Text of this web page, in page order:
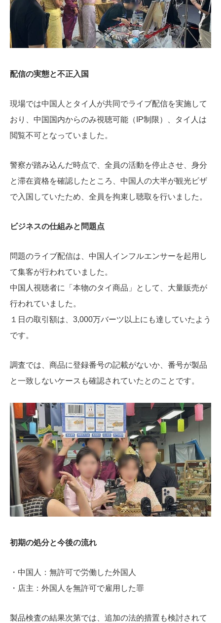
配信の実態と不正入国
現場では中国人とタイ人が共同でライブ配信を実施して
おり、中国国内からのみ視聴可能（IP制限）、タイ人は
閲覧不可となっていました。
警察が踏み込んだ時点で、全員の活動を停止させ、身分
と滞在資格を確認したところ、中国人の大半が観光ビザ
で入国していたため、全員を拘束し聴取を行いました。
ビジネスの仕組みと問題点
問題のライブ配信は、中国人インフルエンサーを起用し
て集客が行われていました。
中国人視聴者に「本物のタイ商品」として、大量販売が
行われていました。
１日の取引額は、3,000万バーツ以上にも達していたよう
です。
調査では、商品に登録番号の記載がないか、番号が製品
と一致しないケースも確認されていたとのことです。
初期の処分と今後の流れ
・中国人：無許可で労働した外国人
・店主：外国人を無許可で雇用した罪
製品検査の結果次第では、追加の法的措置も検討されて